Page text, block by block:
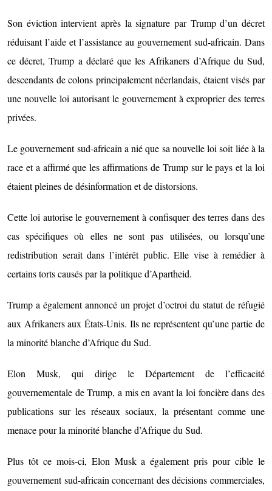
Son éviction intervient après la signature par Trump d’un décret
réduisant l’aide et l’assistance au gouvernement sud-africain. Dans
ce décret, Trump a déclaré que les Afrikaners d’Afrique du Sud,
descendants de colons principalement néerlandais, étaient visés par
une nouvelle loi autorisant le gouvernement à exproprier des terres
privées.
Le gouvernement sud-africain a nié que sa nouvelle loi soit liée à la
race et a affirmé que les affirmations de Trump sur le pays et la loi
étaient pleines de désinformation et de distorsions.
Cette loi autorise le gouvernement à confisquer des terres dans des
cas spécifiques où elles ne sont pas utilisées, ou lorsqu’une
redistribution serait dans l’intérêt public. Elle vise à remédier à
certains torts causés par la politique d’Apartheid.
Trump a également annoncé un projet d’octroi du statut de réfugié
aux Afrikaners aux États-Unis. Ils ne représentent qu’une partie de
la minorité blanche d’Afrique du Sud.
Elon Musk, qui dirige le Département de l’efficacité
gouvernementale de Trump, a mis en avant la loi foncière dans des
publications sur les réseaux sociaux, la présentant comme une
menace pour la minorité blanche d’Afrique du Sud.
Plus tôt ce mois-ci, Elon Musk a également pris pour cible le
gouvernement sud-africain concernant des décisions commerciales,